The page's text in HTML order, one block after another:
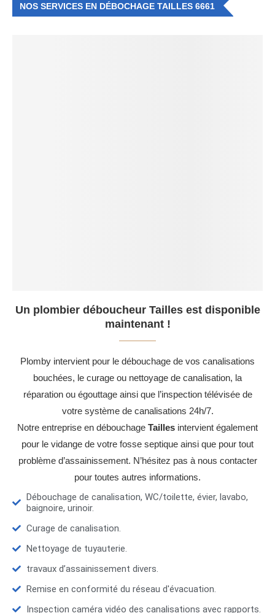
NOS SERVICES EN DÉBOCHAGE TAILLES 6661
Un plombier déboucheur Tailles est disponible
maintenant !
Plomby intervient pour le débouchage de vos canalisations
bouchées, le curage ou nettoyage de canalisation, la
réparation ou égouttage ainsi que l’inspection télévisée de
votre système de canalisations 24h/7.
Notre entreprise en débouchage Tailles intervient également
pour le vidange de votre fosse septique ainsi que pour tout
problème d’assainissement. N’hésitez pas à nous contacter
pour toutes autres informations.
Débouchage de canalisation, WC/toilette, évier, lavabo,
baignoire, urinoir.
Curage de canalisation.
Nettoyage de tuyauterie.
travaux d’assainissement divers.
Remise en conformité du réseau d'évacuation.
Inspection caméra vidéo des canalisations avec rapports.